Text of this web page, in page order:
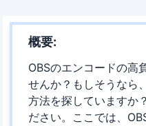
概要:
OBSのエンコードの高
せんか？もしそうなら
方法を探していますか
ださい。ここでは、